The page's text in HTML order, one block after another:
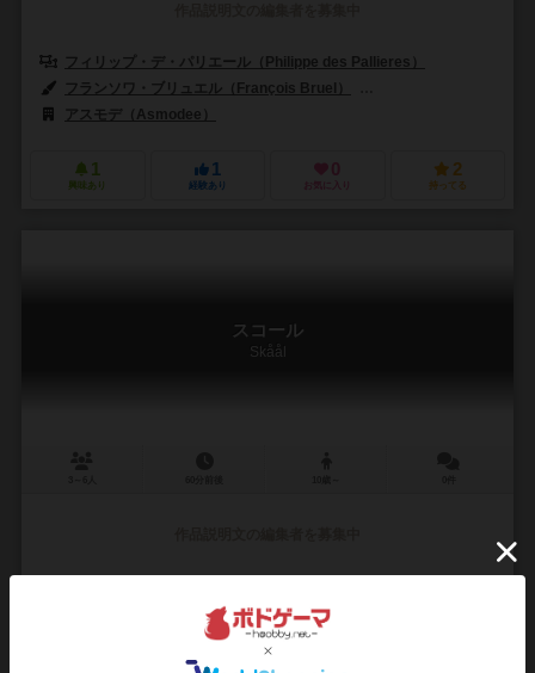
フィリップ・デ・パリエール（Philippe des Pallieres）
フランソワ・ブリュエル（François Bruel）
アスモデ（Asmodee）
1
興味あり
1
経験あり
0
お気に入り
2
持ってる
スコール
Skåål
ジョハン・オウマイトレ（Johann Aumaitre）
ティルジット（Tilsit）
ズヴェズダ（Zvezda）